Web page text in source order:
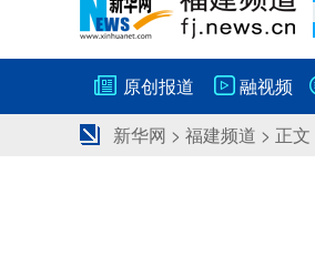
原创报道 融视频
新华网 > 福建频道 > 正文